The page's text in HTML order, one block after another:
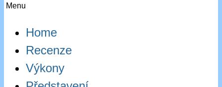
Menu
Home
Recenze
Výkony